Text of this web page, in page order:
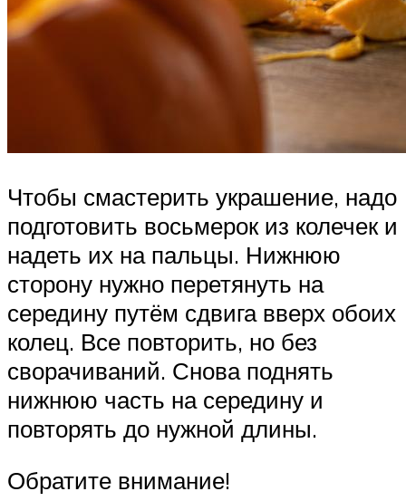
Чтобы смастерить украшение, надо
подготовить восьмерок из колечек и
надеть их на пальцы. Нижнюю
сторону нужно перетянуть на
середину путём сдвига вверх обоих
колец. Все повторить, но без
сворачиваний. Снова поднять
нижнюю часть на середину и
повторять до нужной длины.
Обратите внимание!